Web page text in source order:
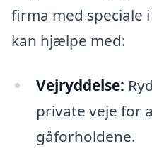
firma med speciale
kan hjælpe med:
Vejryddelse:
private veje for
gåforholdene.